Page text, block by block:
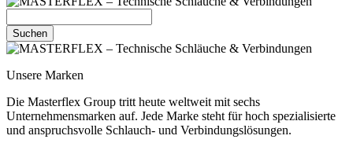
Suchen
Unsere Marken
Die Masterflex Group tritt heute weltweit mit sechs
Unternehmensmarken auf. Jede Marke steht für hoch spezialisierte
und anspruchsvolle Schlauch- und Verbindungslösungen.